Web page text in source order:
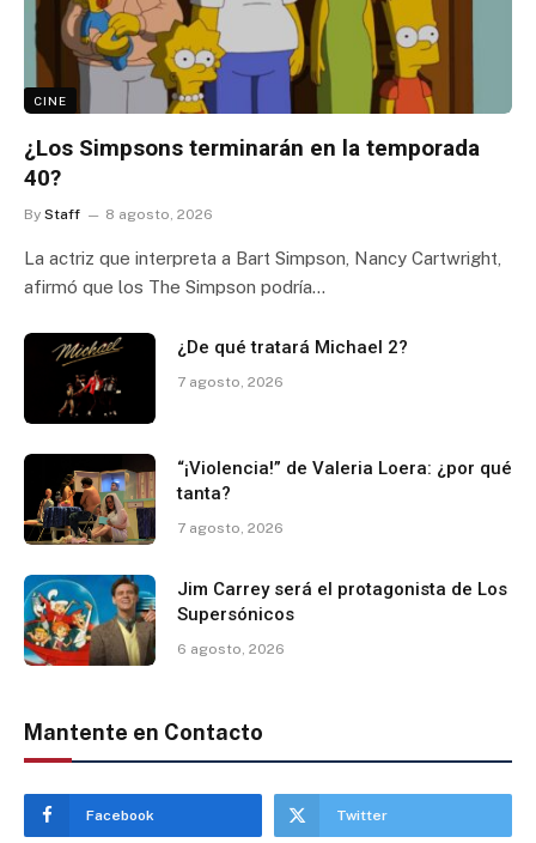
CINE
¿Los Simpsons terminarán en la temporada
40?
By Staff 8 agosto, 2026
La actriz que interpreta a Bart Simpson, Nancy Cartwright,
afirmó que los The Simpson podría…
¿De qué tratará Michael 2?
7 agosto, 2026
“¡Violencia!” de Valeria Loera: ¿por qué
tanta?
7 agosto, 2026
Jim Carrey será el protagonista de Los
Supersónicos
6 agosto, 2026
Mantente en Contacto
Facebook Twitter